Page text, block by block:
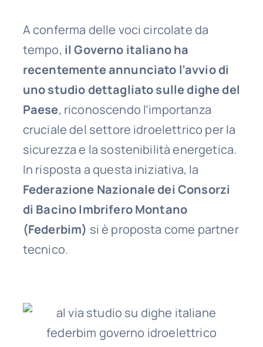
A conferma delle voci circolate da
tempo, il Governo italiano ha
recentemente annunciato l’avvio di
uno studio dettagliato sulle dighe del
Paese, riconoscendo l’importanza
cruciale del settore idroelettrico per la
sicurezza e la sostenibilità energetica.
In risposta a questa iniziativa, la
Federazione Nazionale dei Consorzi
di Bacino Imbrifero Montano
(Federbim) si è proposta come partner
tecnico.